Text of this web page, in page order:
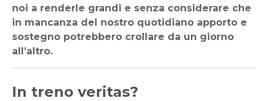
noi a renderle grandi e senza considerare che
in mancanza del nostro quotidiano apporto e
sostegno potrebbero crollare da un giorno
all’altro.
In treno veritas?